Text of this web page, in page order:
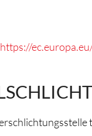
https://